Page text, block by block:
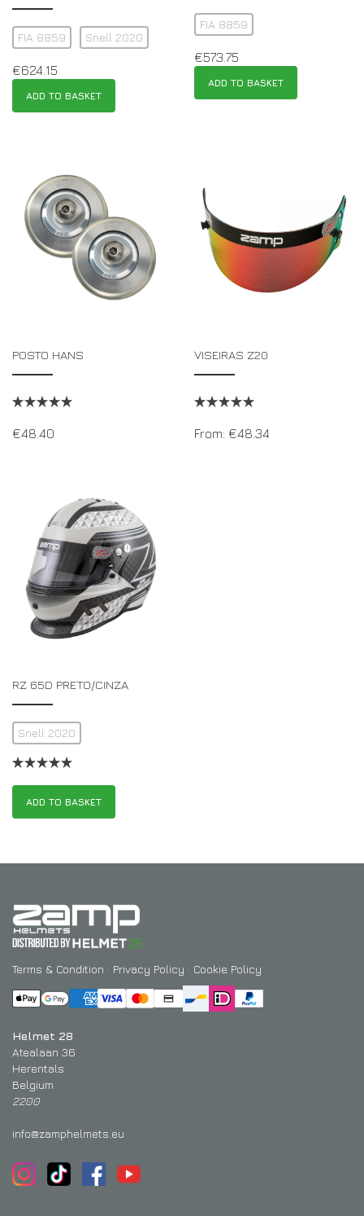
FIA 8859 Snell 2020
€624.15
ADD TO BASKET
FIA 8859
€573.75
ADD TO BASKET
POSTO HANS
€48.40
VISEIRAS Z20
From: €48.34
RZ 65D PRETO/CINZA
Snell 2020
ADD TO BASKET
Terms & Condition · Privacy Policy · Cookie Policy
Helmet 28
Atealaan 36
Herentals
Belgium
2200
info@zamphelmets.eu